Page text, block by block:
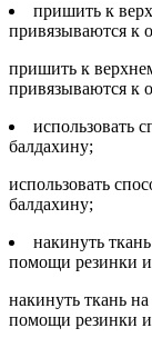
пришить к
привязываются к
пришить к
привязываются к
использовать
балдахину;
использовать
балдахину;
накинуть
помощи резинки
накинуть ткань
помощи резинки